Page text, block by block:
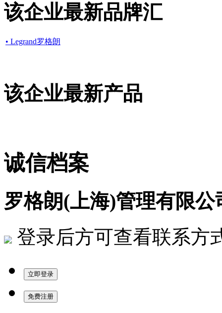
该企业最新品牌汇
• Legrand罗格朗
该企业最新产品
诚信档案
罗格朗(上海)管理有限公
登录后方可查看联系方